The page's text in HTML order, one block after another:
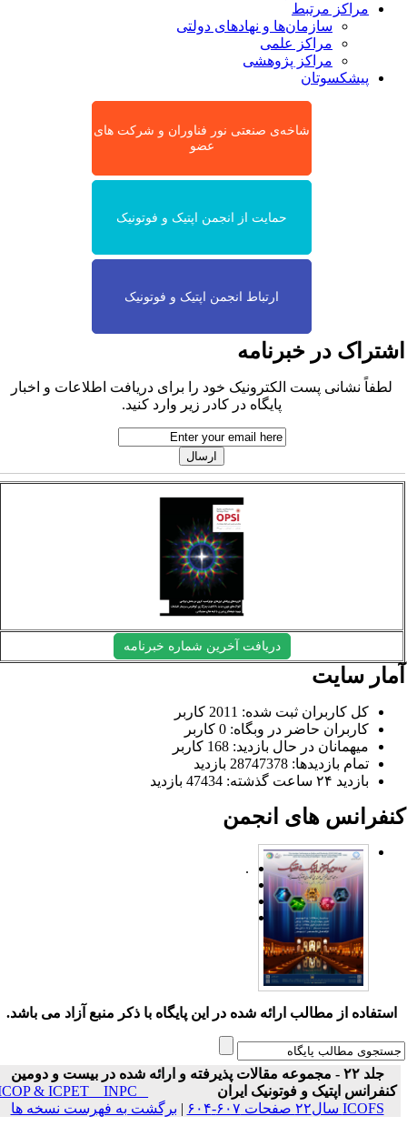
مراکز مرتبط
سازمان‌ها و نهادهای دولتی
مراکز علمی
مراکز پژوهشی
پیشکسوتان
شاخه‌ی صنعتی نور فناوران و شرکت های
عضو
حمایت از انجمن اپتیک و فوتونیک
ارتباط انجمن اپتیک و فوتونیک
در خبرنامه
لطفاً نشانی پست الکترونیک خود را برای دریافت اطلاعات و اخبار
پایگاه در کادر زیر وارد کنید.
دریافت آخرین شماره خبرنامه
سایت
کل کاربران ثبت شده: 2011 کاربر
کاربران حاضر در وبگاه: 0 کاربر
میهمانان در حال بازدید: 168 کاربر
تمام بازدید‌ها: 28747378 بازدید
بازدید ۲۴ ساعت گذشته: 47434 بازدید
های انجمن
.
استفاده از مطالب ارائه شده در این پایگاه با ذکر منبع آزاد می باشد.
جلد ۲۲ - مجموعه مقالات پذیرفته و ارائه شده در بیست و دومین
کنفرانس اپتیک و فوتونیک ایران
ICOP & ICPET _ INPC _
ICOFS سال۲۲ صفحات ۶۰۷-۶۰۴
| برگشت به فهرست نسخه ها